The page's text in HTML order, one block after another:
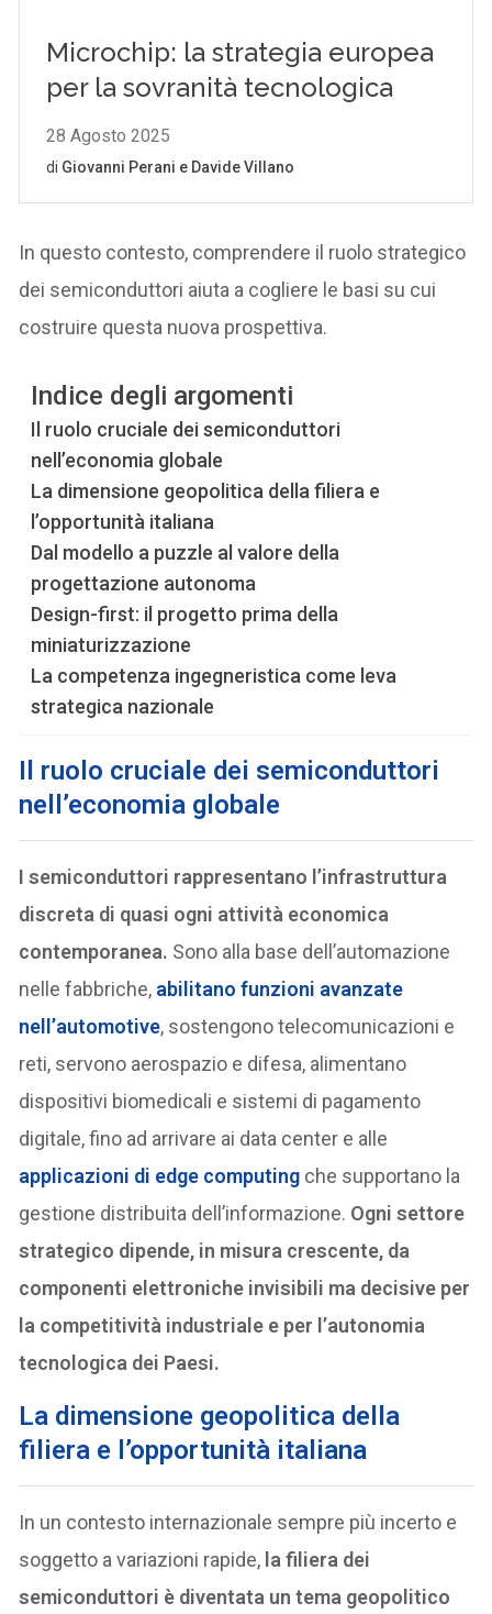
In questo contesto, comprendere il ruolo strategico
dei semiconduttori aiuta a cogliere le basi su cui
costruire questa nuova prospettiva.
Indice degli argomenti
Il ruolo cruciale dei semiconduttori
nell’economia globale
La dimensione geopolitica della filiera e
l’opportunità italiana
Dal modello a puzzle al valore della
progettazione autonoma
Design-first: il progetto prima della
miniaturizzazione
La competenza ingegneristica come leva
strategica nazionale
Il ruolo cruciale dei semiconduttori
nell’economia globale
I semiconduttori rappresentano l’infrastruttura
discreta di quasi ogni attività economica
contemporanea. Sono alla base dell’automazione
nelle fabbriche, abilitano funzioni avanzate
nell’automotive, sostengono telecomunicazioni e
reti, servono aerospazio e difesa, alimentano
dispositivi biomedicali e sistemi di pagamento
digitale, fino ad arrivare ai data center e alle
applicazioni di edge computing che supportano la
gestione distribuita dell’informazione. Ogni settore
strategico dipende, in misura crescente, da
componenti elettroniche invisibili ma decisive per
la competitività industriale e per l’autonomia
tecnologica dei Paesi.
La dimensione geopolitica della
filiera e l’opportunità italiana
In un contesto internazionale sempre più incerto e
soggetto a variazioni rapide, la filiera dei
semiconduttori è diventata un tema geopolitico